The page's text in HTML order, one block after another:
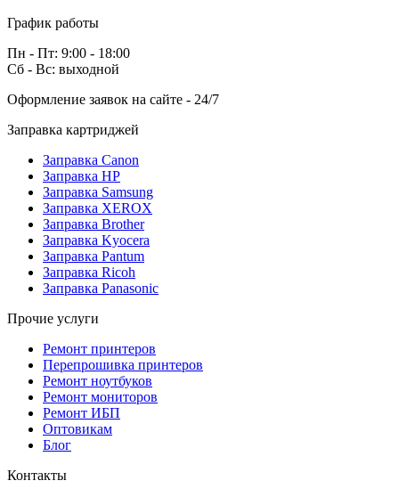
График работы
Пн - Пт: 9:00 - 18:00
Сб - Вс: выходной
Оформление заявок на сайте - 24/7
Заправка картриджей
Заправка Canon
Заправка HP
Заправка Samsung
Заправка XEROX
Заправка Brother
Заправка Kyocera
Заправка Pantum
Заправка Ricoh
Заправка Panasonic
Прочие услуги
Ремонт принтеров
Перепрошивка принтеров
Ремонт ноутбуков
Ремонт мониторов
Ремонт ИБП
Оптовикам
Блог
Контакты